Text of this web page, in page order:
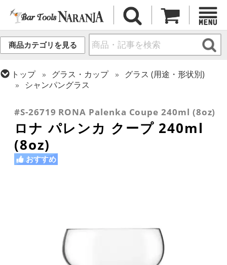
商品カテゴリを見る
トップ グラス・カップ
グラス (用途・形状別)
シャンパングラス
ロナ
#S-26719 RONA Palenka Coupe 240ml (8oz)
ロナ パレンカ クープ 240ml
(8oz)
おすすめ